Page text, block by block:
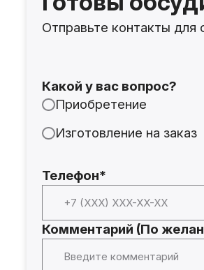
Отправьте контакты
Какой у вас вопрос?
Приобретение
Изготовление на заказ
Телефон*
Комментарий (По